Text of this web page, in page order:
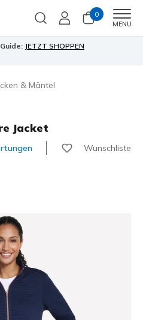
0
MENU
JETZT SHOPPEN
& Mäntel
Jacket
Wunschliste